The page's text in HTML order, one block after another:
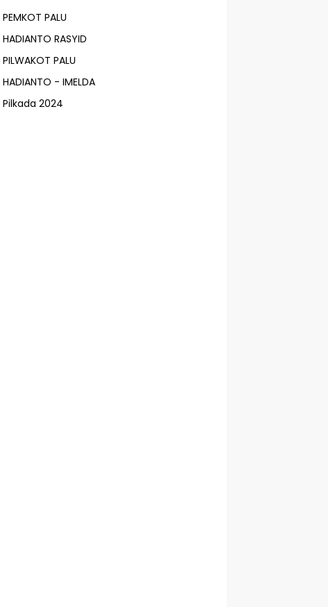
PEMKOT PALU
HADIANTO RASYID
PILWAKOT PALU
HADIANTO - IMELDA
Pilkada 2024